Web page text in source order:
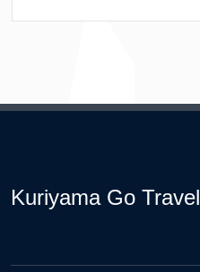
Kuriyama Go Travel